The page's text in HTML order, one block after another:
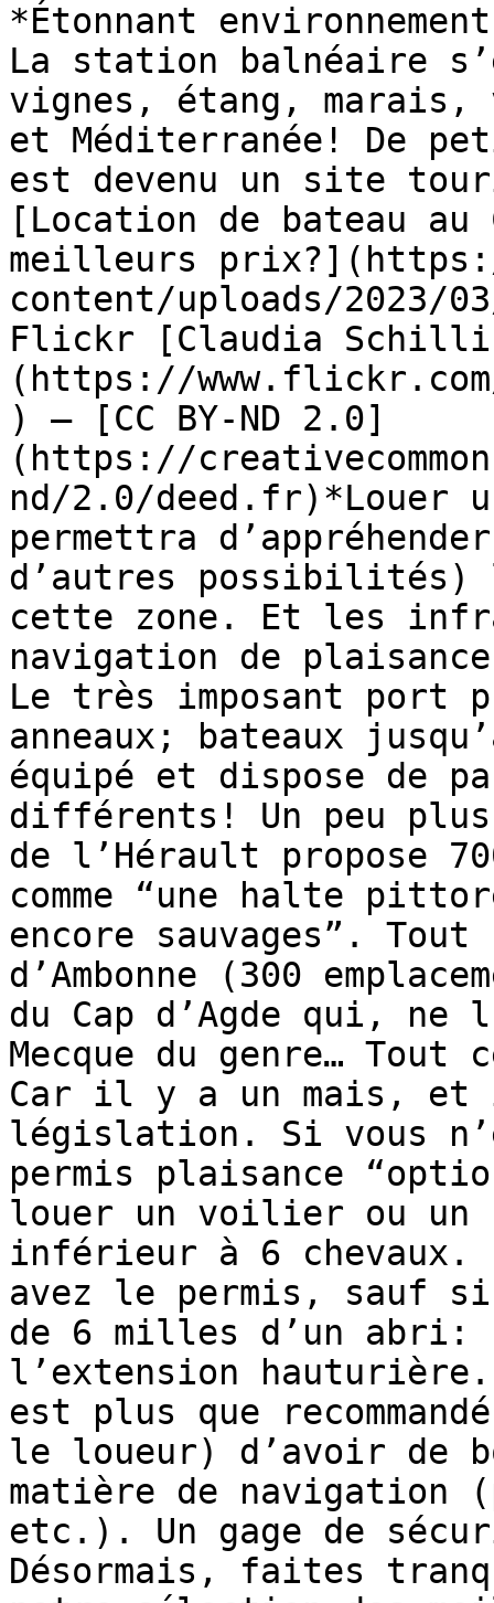
*Étonnant
La station balnéaire
vignes, étang,
et Méditerranée! De
est devenu un site
[Location de bateau
meilleurs
content/uploads/2023/
Flickr [Claudia
(https://
) – [CC BY-ND 2.0]
(https://
nd/2.0/deed.fr)*Louer
permettra
d’autres possibilités)
cette zone. Et les
navigation de
Le très imposant port
anneaux; bateaux
équipé et dispose de
différents! Un peu
de l’Hérault propose
comme “une halte
encore sauvages”.
d’Ambonne (300
du Cap d’Agde qui, ne
Mecque du genre…
Car il y a un mais,
législation. Si vous
permis plaisance
louer un voilier ou un
inférieur à 6 chevaux.
avez le permis, sauf
de 6 milles d’un abri:
l’extension
est plus que
le loueur) d’avoir de
matière de
etc.). Un gage de
Désormais, faites